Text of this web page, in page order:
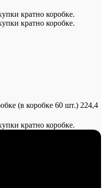
кратно коробке.
кратно коробке.
(в коробке 60 шт.) 224,4
кратно коробке.